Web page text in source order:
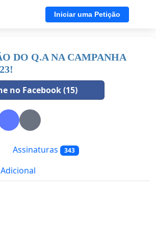
Iniciar uma Petição
DO Q.A NA CAMPANHA
no Facebook (15)
Assinaturas 343